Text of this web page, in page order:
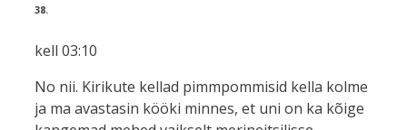
38.
kell 03:10
No nii. Kirikute kellad pimmpommisid kella kolme
ja ma avastasin kööki minnes, et uni on ka kõige